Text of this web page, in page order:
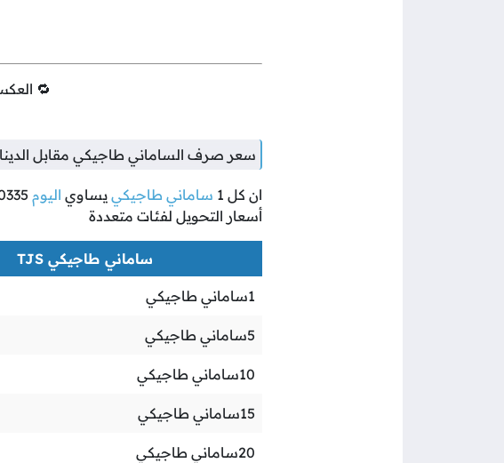
🔁
سعر صرف الساماني طاجيكي مقابل
ان كل 1 ساماني طاجيكي يساوي اليوم
أسعار التحويل لفئات متعددة
ساماني طاجيكي TJS
1ساماني طاجيكي
5ساماني طاجيكي
10ساماني طاجيكي
15ساماني طاجيكي
20ساماني طاجيكي